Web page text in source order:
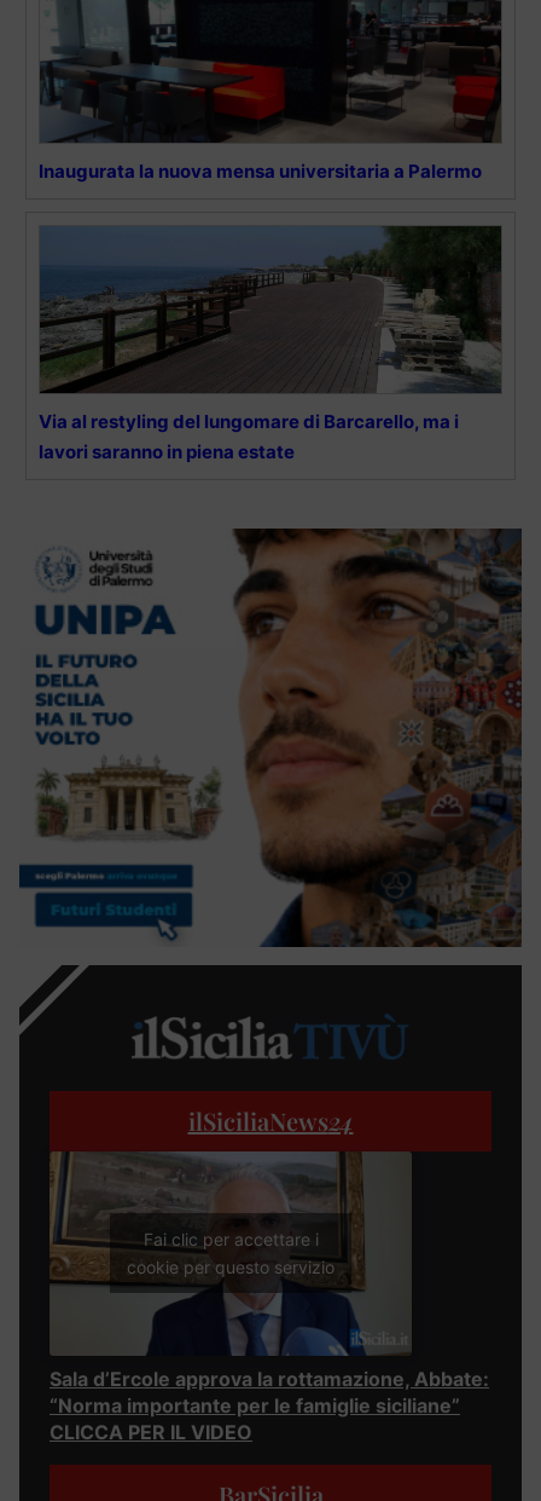
Inaugurata la nuova mensa universitaria a Palermo
Via al restyling del lungomare di Barcarello, ma i
lavori saranno in piena estate
ilSiciliaNews24
Fai clic per accettare i
cookie per questo servizio
Sala d’Ercole approva la rottamazione, Abbate:
“Norma importante per le famiglie siciliane”
CLICCA PER IL VIDEO
BarSicilia